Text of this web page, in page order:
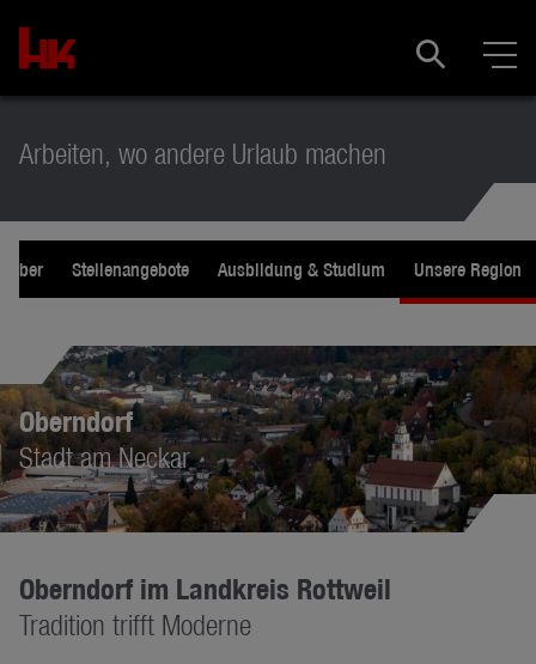
Arbeiten, wo andere Urlaub machen
Stellenangebote Ausbildung & Studium Unsere Region
Oberndorf
Stadt am Neckar
Oberndorf im Landkreis Rottweil
Tradition trifft Moderne